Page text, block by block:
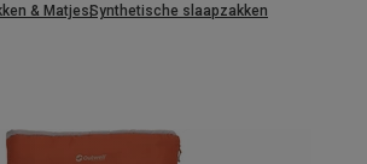
& MatjesSynthetische slaapzakken